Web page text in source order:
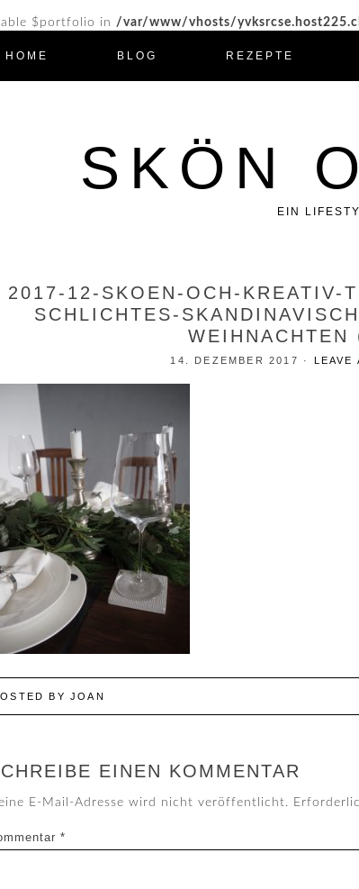
$portfolio in /var/www/vhosts/
HOME BLOG REZEPTE
SKÖN
EIN
2017-12-SKOEN-OCH-KREATIV-
SCHLICHTES-
WEIHNACHTEN
14. DEZEMBER 2017 · LEAVE
BY JOAN
EINEN KOMMENTAR
E-Mail-Adresse wird nicht veröffentlicht.
*